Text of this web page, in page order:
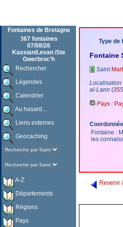
Fontaines de Bretagne
367 fontaines
07/08/26
Kassian/Levan /Ste
Gwerbroc’h
Rechercher
Légendes
Calendrier
Au hasard...
Liens externes
Geocaching
A-Z
Départements
Régions
Pays
Type de
Fontaine
Saint
Localisation
al-Lann (35
Pays :
Fontaine :
les
Revenir